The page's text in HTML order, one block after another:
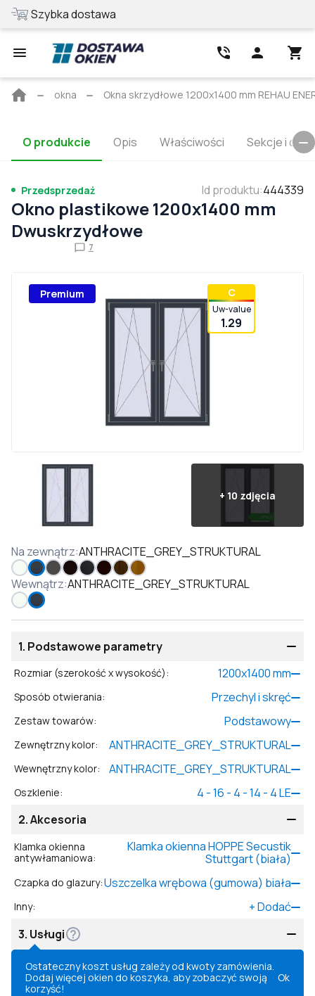
Szybka dostawa
Strona
okna Okna skrzydłowe 1200x1400 mm REHAU
O produkcie Opis Właściwości Sekcje i
Przedsprzedaż Id produktu:444339
Okno plastikowe 1200x1400 mm
Dwuskrzydłowe
7
Premium С
Uw-value
1.29
+ 10 zdjęcia
Na zewnątrz:ANTHRACITE_GREY_STRUKTURAL
Wewnątrz:ANTHRACITE_GREY_STRUKTURAL
1. Podstawowe parametry
Rozmiar (szerokość x wysokość): 1200x1400mm
Sposób otwierania: Przechyl i skręć
Zestaw towarów: Podstawowy
Zewnętrzny kolor: ANTHRACITE_GREY_STRUKTURAL
Wewnętrzny kolor: ANTHRACITE_GREY_STRUKTURAL
Oszklenie:
4 - 16 - 4 - 14 - 4 LE
2.Akcesoria
Klamka okienna
antywłamaniowa:
Klamka okienna HOPPE Secustik
Stuttgart (biała)
Czapka do glazury:Uszczelka wrębowa (gumowa) biała
Inny: +Dodać
3. Usługi
Ostateczny koszt usług zależy od kwoty zamówienia.
Dodaj więcej okien do koszyka, aby zobaczyć swoją
korzyść!
Ok